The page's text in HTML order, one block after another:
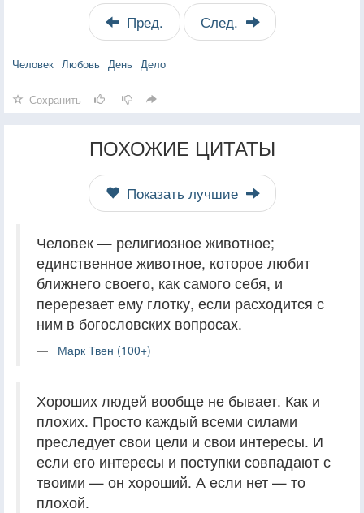
Пред. След.
Человек Любовь День Дело
Сохранить
ПОХОЖИЕ ЦИТАТЫ
Показать лучшие
Человек — религиозное животное;
единственное животное, которое любит
ближнего своего, как самого себя, и
перерезает ему глотку, если расходится с
ним в богословских вопросах.
Марк Твен (100+)
Хороших людей вообще не бывает. Как и
плохих. Просто каждый всеми силами
преследует свои цели и свои интересы. И
если его интересы и поступки совпадают с
твоими — он хороший. А если нет — то
плохой.